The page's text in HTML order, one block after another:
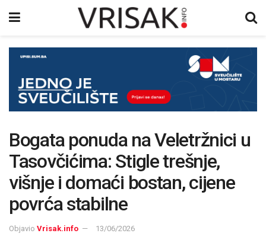
Bogata ponuda na Veletržnici u
Tasovčićima: Stigle trešnje,
višnje i domaći bostan, cijene
povrća stabilne
Objavio Vrisak.info 13/06/2026